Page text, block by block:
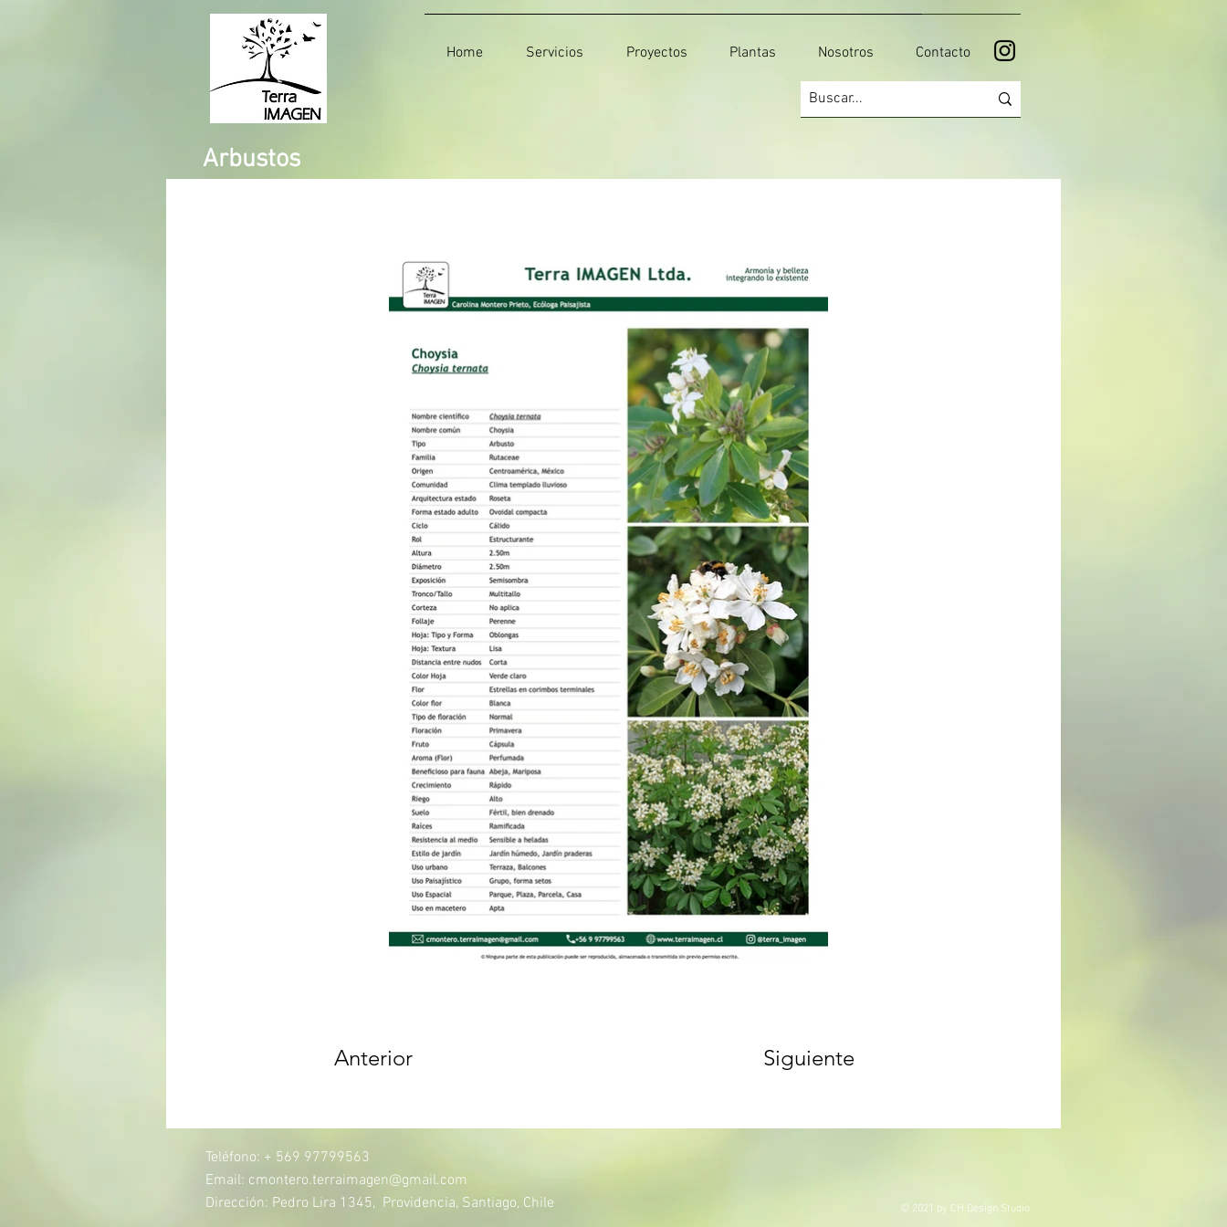
Home Servicios Proyectos Plantas Nosotros Contacto
Arbustos
Anterior Siguiente
Teléfono: + 569 97799563
Email: cmontero.terraimagen@gmail.com
Dirección: Pedro Lira 1345, Providencia, Santiago, Chile
© 2021 by CH Design Studio